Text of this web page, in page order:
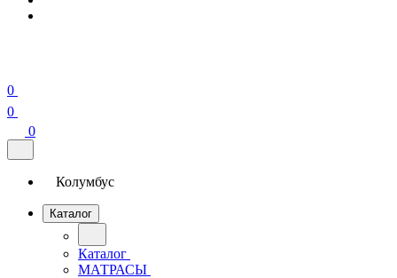
0
0
0
Колумбус
Каталог
Каталог
МАТРАСЫ